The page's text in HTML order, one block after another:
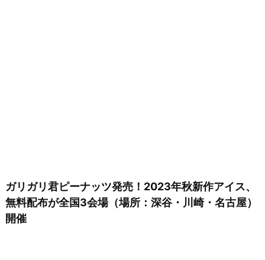
ガリガリ君ピーナッツ発売！2023年秋新作アイス、
無料配布が全国3会場（場所：深谷・川崎・名古屋）
開催